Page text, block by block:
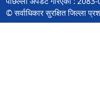
© सर्वाधिकार सुरक्षित जिल्ला